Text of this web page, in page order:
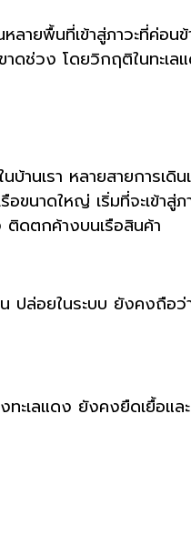
ลายพื้นที่เข้าสู่ภาวะที่ค่อ
ดช่วง โดยวิกฤติในทะเ
านเรา หลายสายการเดิ
ขนาดใหญ่ เริ่มที่จะเข้า
ดตกค้างบนเรือสินค้า
ล่อยในระบบ ยังคงถือว่า
ะเลแดง ยังคงยืดเยื้อแ